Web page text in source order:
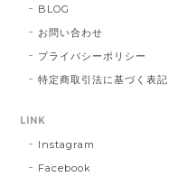
BLOG
お問い合わせ
プライバシーポリシー
特定商取引法に基づく表記
LINK
Instagram
Facebook